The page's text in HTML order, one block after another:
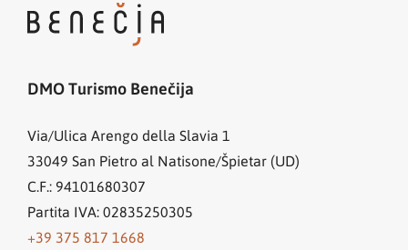
DMO Turismo Benečija
Via/Ulica Arengo della Slavia 1
33049 San Pietro al Natisone/Špietar (UD)
C.F.: 94101680307
Partita IVA: 02835250305
+39 375 817 1668